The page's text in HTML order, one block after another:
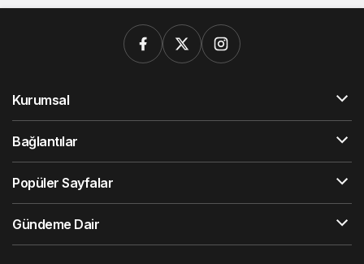
Kurumsal
Bağlantılar
Popüler Sayfalar
Gündeme Dair